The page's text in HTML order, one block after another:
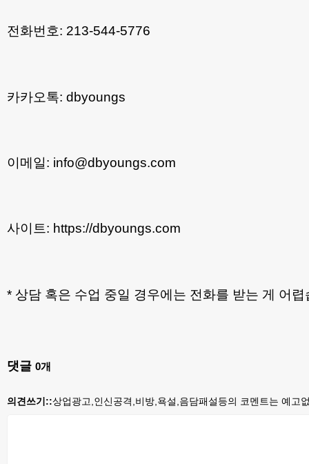
전화번호: 213-544-5776
카카오톡: dbyoungs
이메일: info@dbyoungs.com
사이트: https://dbyoungs.com
* 상담 혹은 수업 중일 경우에는 전화를 받는 게 어
댓글 0개
의견쓰기::상업광고,인신공격,비방,욕설,음담패설등의 코멘트는 예고